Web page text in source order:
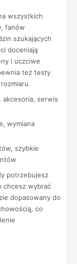
wszystkich
fanów
szukających
doceniają
i uczciwe
też testy
serwis
wymiana
szybkie
potrzebujesz
chcesz wybrać
dopasowany do
co